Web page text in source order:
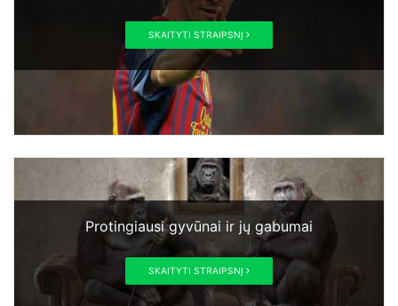
SKAITYTI STRAIPSNĮ
Protingiausi gyvūnai ir jų gabumai
SKAITYTI STRAIPSNĮ